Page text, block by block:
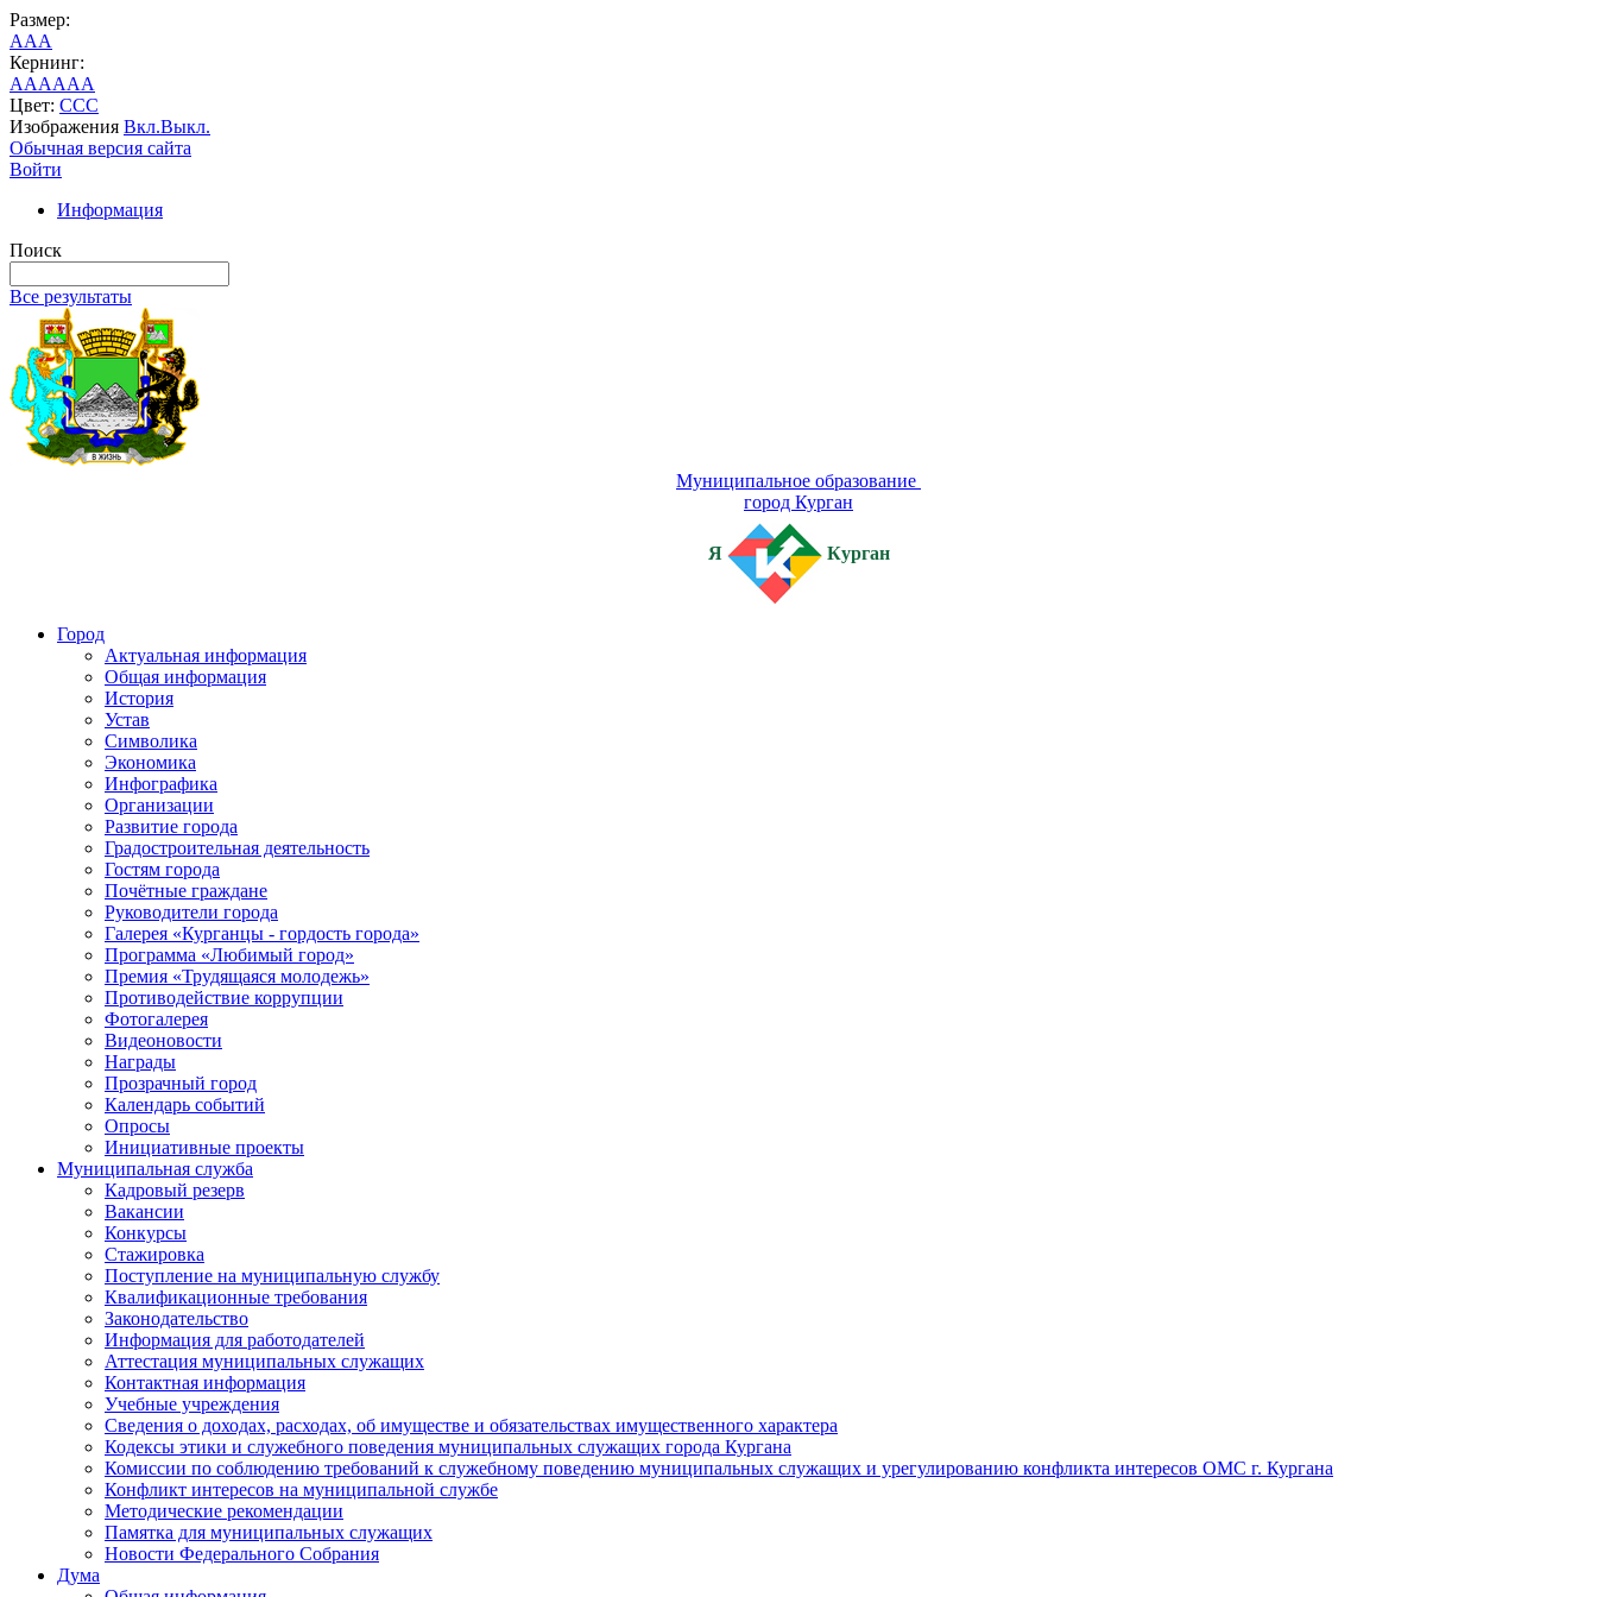
Размер:
AAA
Кернинг:
AAAAAA
Цвет: CCC
Изображения Вкл.Выкл.
Обычная версия сайта
Войти
Информация
Поиск
Все результаты
Муниципальное образование
город Курган
Я Курган
Город
Актуальная информация
Общая информация
История
Устав
Символика
Экономика
Инфографика
Организации
Развитие города
Градостроительная деятельность
Гостям города
Почётные граждане
Руководители города
Галерея «Курганцы - гордость города»
Программа «Любимый город»
Премия «Трудящаяся молодежь»
Противодействие коррупции
Фотогалерея
Видеоновости
Награды
Прозрачный город
Календарь событий
Опросы
Инициативные проекты
Муниципальная служба
Кадровый резерв
Вакансии
Конкурсы
Стажировка
Поступление на муниципальную службу
Квалификационные требования
Законодательство
Информация для работодателей
Аттестация муниципальных служащих
Контактная информация
Учебные учреждения
Сведения о доходах, расходах, об имуществе и обязательствах имущественного характера
Кодексы этики и служебного поведения муниципальных служащих города Кургана
Комиссии по соблюдению требований к служебному поведению муниципальных служащих и урегулированию конфликта интересов ОМС г. Кургана
Конфликт интересов на муниципальной службе
Методические рекомендации
Памятка для муниципальных служащих
Новости Федерального Cобрания
Дума